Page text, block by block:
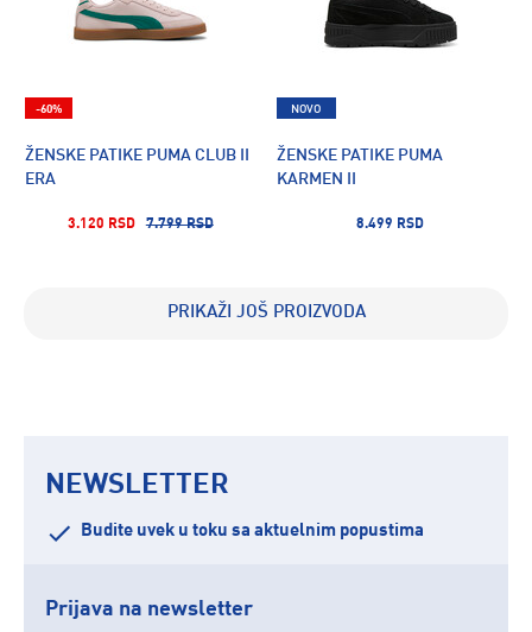
ŽENSKE PATIKE PUMA CLUB II
ERA
3.120 RSD 7.799 RSD
-60%
ŽENSKE PATIKE PUMA
KARMEN II
8.499 RSD
NOVO
PRIKAŽI JOŠ PROIZVODA
NEWSLETTER
Budite uvek u toku sa aktuelnim popustima
Prijava na newsletter